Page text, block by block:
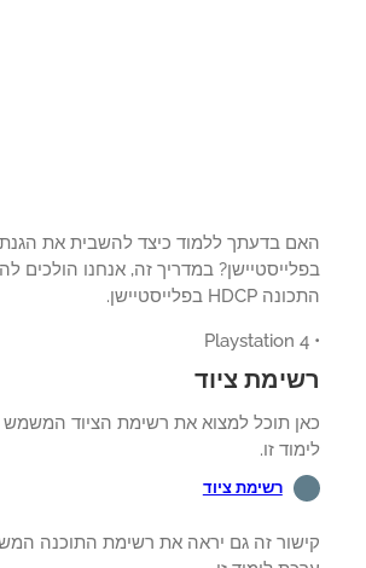
האם בדעתך ללמוד כיצד להשבית את הגנת HDCP
במדריך זה, אנחנו הולכים להשבית
ציוד
תוכל למצוא את רשימת הציוד המשמש ליצירת
רשימת ציוד
זה גם יראה את רשימת התוכנה המשמשת